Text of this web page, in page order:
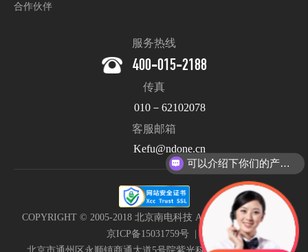
合作伙伴
服务热线
400-015-2188
传真
010－62102078
客服邮箱
Kefu@ndone.cn
COPYRIGHT © 2005-2018 北京南电科技 All Rights Reserved. |
京ICP备15031759号|
可以介绍下你们的产品么？